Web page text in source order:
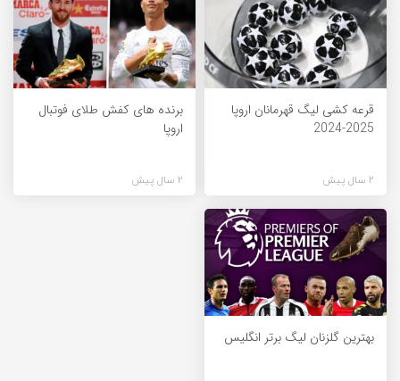
قرعه کشی لیگ قهرمانان اروپا
2025-2024
2 سال پیش
برنده های کفش طلای فوتبال
اروپا
2 سال پیش
بهترین گلزنان لیگ برتر انگلیس